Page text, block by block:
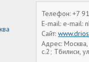
Телефон: +7
E-mail: e-mail:
Сайт:
Адрес:
с.2; Тбилиси,